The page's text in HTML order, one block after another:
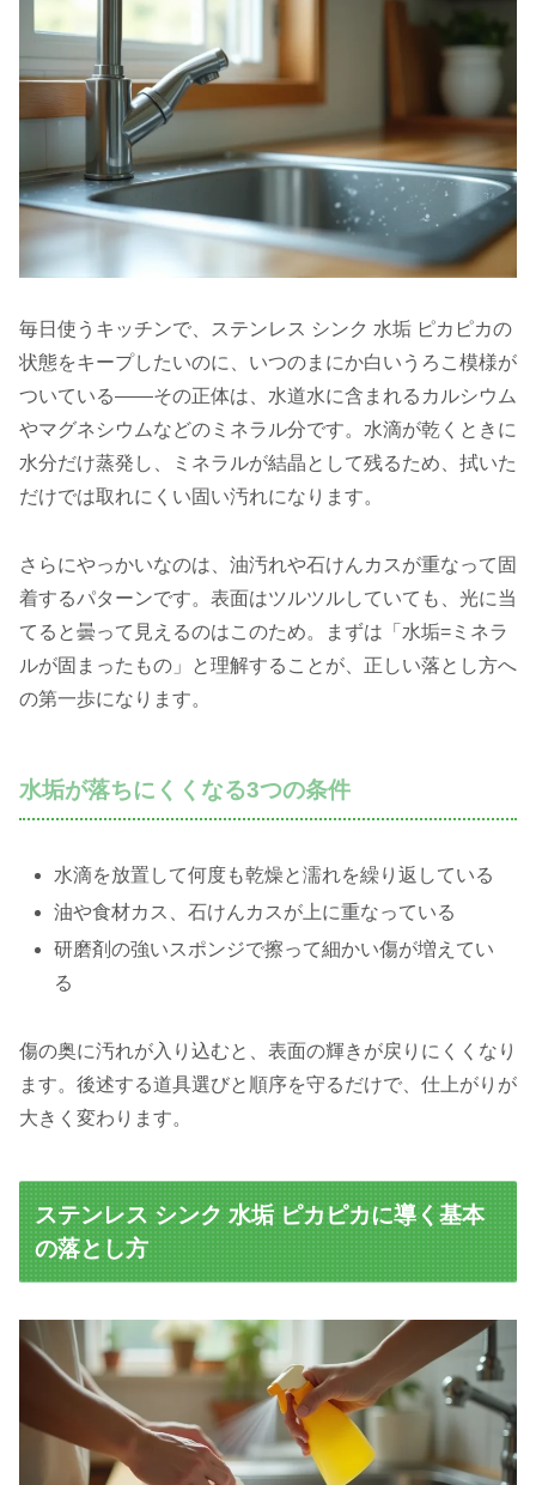
毎日使うキッチンで、ステンレス シンク 水垢 ピカピカの
状態をキープしたいのに、いつのまにか白いうろこ模様が
ついている——その正体は、水道水に含まれるカルシウム
やマグネシウムなどのミネラル分です。水滴が乾くときに
水分だけ蒸発し、ミネラルが結晶として残るため、拭いた
だけでは取れにくい固い汚れになります。
さらにやっかいなのは、油汚れや石けんカスが重なって固
着するパターンです。表面はツルツルしていても、光に当
てると曇って見えるのはこのため。まずは「水垢=ミネラ
ルが固まったもの」と理解することが、正しい落とし方へ
の第一歩になります。
水垢が落ちにくくなる3つの条件
水滴を放置して何度も乾燥と濡れを繰り返している
油や食材カス、石けんカスが上に重なっている
研磨剤の強いスポンジで擦って細かい傷が増えてい
る
傷の奥に汚れが入り込むと、表面の輝きが戻りにくくなり
ます。後述する道具選びと順序を守るだけで、仕上がりが
大きく変わります。
ステンレス シンク 水垢 ピカピカに導く基本
の落とし方